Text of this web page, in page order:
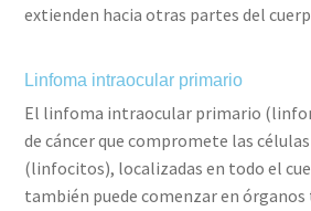
extienden hacia otras partes del
Linfoma intraocular primario
El linfoma intraocular primario
de cáncer que compromete las
(linfocitos), localizadas en todo el
también puede comenzar en